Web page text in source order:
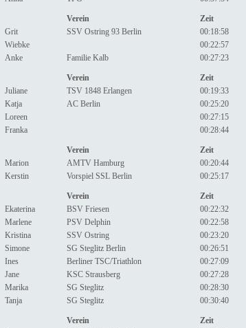
Verein Zeit
Grit SSV Ostring 93 Berlin 00:18:58
Wiebke 00:22:57
Anke Familie Kalb 00:27:23
Verein Zeit
Juliane TSV 1848 Erlangen 00:19:33
Katja AC Berlin 00:25:20
Loreen 00:27:15
Franka 00:28:44
Verein Zeit
Marion AMTV Hamburg 00:20:44
Kerstin Vorspiel SSL Berlin 00:25:17
Verein Zeit
Ekaterina BSV Friesen 00:22:32
Marlene PSV Delphin 00:22:58
Kristina SSV Ostring 00:23:20
Simone SG Steglitz Berlin 00:26:51
Ines Berliner TSC/Triathlon 00:27:09
Jane KSC Strausberg 00:27:28
Marika SG Steglitz 00:28:30
Tanja SG Steglitz 00:30:40
Verein Zeit